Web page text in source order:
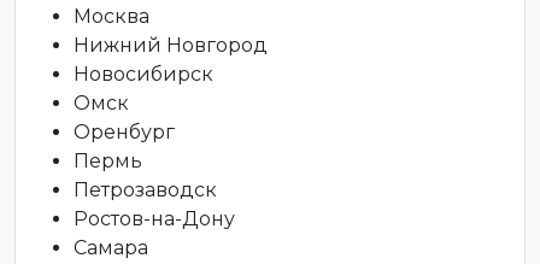
Москва
Нижний Новгород
Новосибирск
Омск
Оренбург
Пермь
Петрозаводск
Ростов-на-Дону
Самара